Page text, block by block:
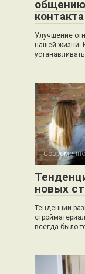
контакта
Улучшение
нашей жизни.
устанавливать
новых
Тенденции
всегда было